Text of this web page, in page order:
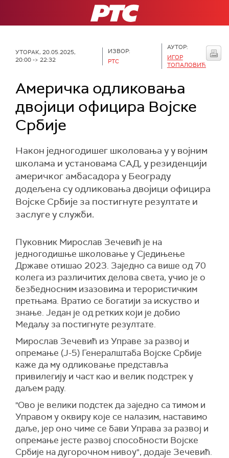
РТС
УТОРАК, 20.05.2025,
20:00 -> 22:32
ИЗВОР:
РТС
АУТОР:
ИГОР
ТОПАЛОВИЋ
Америчка одликовања
двојици официра Војске
Србије
Након једногодишег школовања у у војним
школама и установама САД, у резиденцији
америчког амбасадора у Београду
додељена су одликовања двојици официра
Војске Србије за постигнуте резултате и
заслуге у служби.
Пуковник Мирослав Зечевић је на
једногодишње школовање у Сједињење
Државе отишао 2023. Заједно са више од 70
колега из различитих делова света, учио је о
безбедносним изазовима и терористичким
претњама. Вратио се богатији за искуство и
знање. Један је од ретких који је добио
Медаљу за постигнуте резултате.
Мирослав Зечевић из Управе за развој и
опремање (Ј-5) Генералштаба Војске Србије
каже да му одликовање представља
привилегију и част као и велик подстрек у
даљем раду.
"Ово је велики подстек да заједно са тимом и
Управом у оквиру које се налазим, наставимо
даље, јер оно чиме се бави Управа за развој и
опремање јесте развој способности Војске
Србије на дугорочном нивоу", додаје Зечевић.